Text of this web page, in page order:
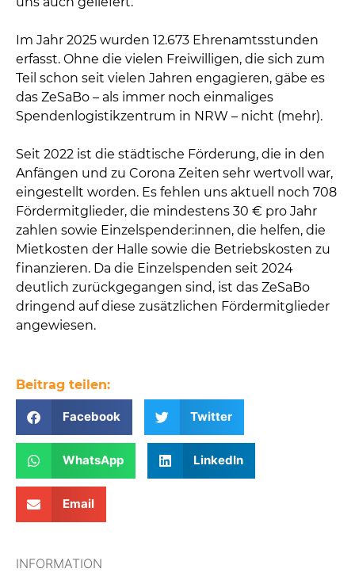
Im Jahr 2025 wurden 12.673 Ehrenamtsstunden
erfasst. Ohne die vielen Freiwilligen, die sich zum
Teil schon seit vielen Jahren engagieren, gäbe es
das ZeSaBo – als immer noch einmaliges
Spendenlogistikzentrum in NRW – nicht (mehr).
Seit 2022 ist die städtische Förderung, die in den
Anfängen und zu Corona Zeiten sehr wertvoll war,
eingestellt worden. Es fehlen uns aktuell noch 708
Fördermitglieder, die mindestens 30 € pro Jahr
zahlen sowie Einzelspender:innen, die helfen, die
Mietkosten der Halle sowie die Betriebskosten zu
finanzieren. Da die Einzelspenden seit 2024
deutlich zurückgegangen sind, ist das ZeSaBo
dringend auf diese zusätzlichen Fördermitglieder
angewiesen.
Beitrag teilen:
Facebook Twitter
WhatsApp LinkedIn
Email
INFORMATION